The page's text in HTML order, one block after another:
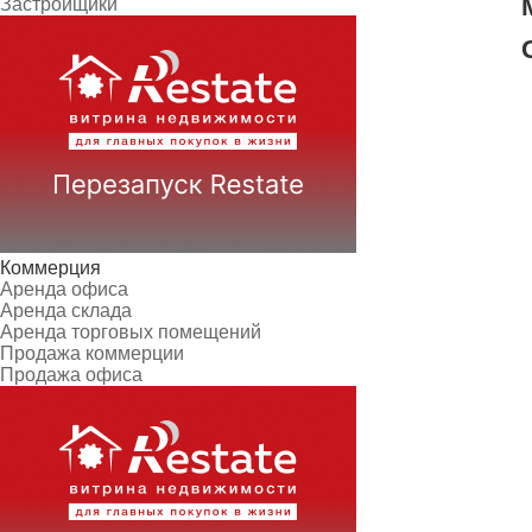
Застройщики
Коммерция
Аренда офиса
Аренда склада
Аренда торговых помещений
Продажа коммерции
Продажа офиса